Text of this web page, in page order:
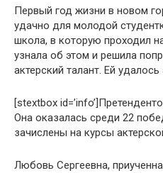
Первый год жизни в новом
удачно для молодой
школа, в которую проходил
узнала об этом и решила
актерский талант. Ей
[stextbox
Она оказалась среди 22
зачислены на курсы
Любовь Сергеевна,